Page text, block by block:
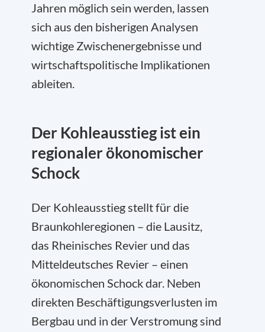
Jahren möglich sein werden, lassen
sich aus den bisherigen Analysen
wichtige Zwischenergebnisse und
wirtschaftspolitische Implikationen
ableiten.
Der Kohleausstieg ist ein
regionaler ökonomischer
Schock
Der Kohleausstieg stellt für die
Braunkohleregionen – die Lausitz,
das Rheinisches Revier und das
Mitteldeutsches Revier – einen
ökonomischen Schock dar. Neben
direkten Beschäftigungsverlusten im
Bergbau und in der Verstromung sind